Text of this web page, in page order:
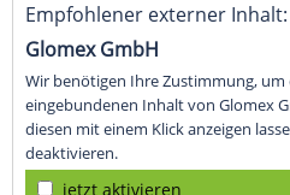
Empfohlener externer Inhalt:
Glomex GmbH
Wir benötigen Ihre Zustimmung,
eingebundenen Inhalt von Glomex
diesen mit einem Klick anzeigen
deaktivieren.
jetzt aktivieren